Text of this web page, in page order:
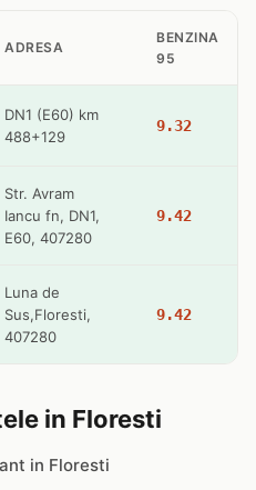
ADRESA
BENZINA
95
DN1 (E60) km
488+129
9.32
Str. Avram
Iancu fn, DN1,
E60, 407280
9.42
Luna de
Sus,Floresti,
407280
9.42
in Floresti
in Floresti